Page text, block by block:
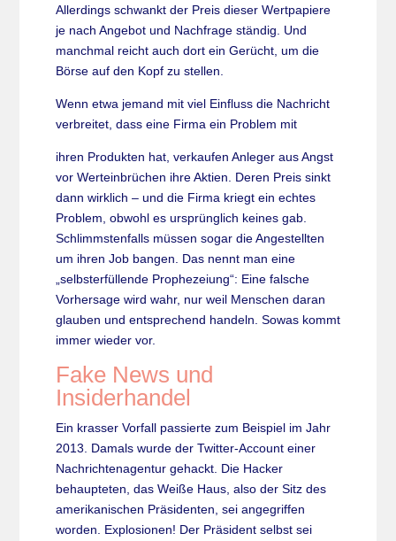
Allerdings schwankt der Preis dieser Wertpapiere
je nach Angebot und Nachfrage ständig. Und
manchmal reicht auch dort ein Gerücht, um die
Börse auf den Kopf zu stellen.
Wenn etwa jemand mit viel Einfluss die Nachricht
verbreitet, dass eine Firma ein Problem mit
ihren Produkten hat, verkaufen Anleger aus Angst
vor Werteinbrüchen ihre Aktien. Deren Preis sinkt
dann wirklich – und die Firma kriegt ein echtes
Problem, obwohl es ursprünglich keines gab.
Schlimmstenfalls müssen sogar die Angestellten
um ihren Job bangen. Das nennt man eine
„selbsterfüllende Prophezeiung“: Eine falsche
Vorhersage wird wahr, nur weil Menschen daran
glauben und entsprechend handeln. Sowas kommt
immer wieder vor.
Fake News und
Insiderhandel
Ein krasser Vorfall passierte zum Beispiel im Jahr
2013. Damals wurde der Twitter-Account einer
Nachrichtenagentur gehackt. Die Hacker
behaupteten, das Weiße Haus, also der Sitz des
amerikanischen Präsidenten, sei angegriffen
worden. Explosionen! Der Präsident selbst sei